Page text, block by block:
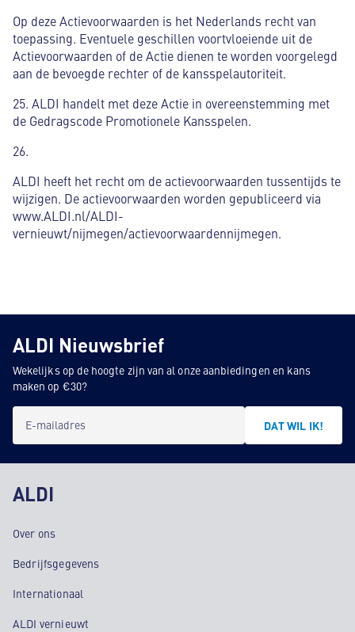
Op deze Actievoorwaarden is het Nederlands recht van
toepassing. Eventuele geschillen voortvloeiende uit de
Actievoorwaarden of de Actie dienen te worden voorgelegd
aan de bevoegde rechter of de kansspelautoriteit.
25. ALDI handelt met deze Actie in overeenstemming met
de Gedragscode Promotionele Kansspelen.
26.
ALDI heeft het recht om de actievoorwaarden tussentijds te
wijzigen. De actievoorwaarden worden gepubliceerd via
www.ALDI.nl/ALDI-
vernieuwt/nijmegen/actievoorwaardennijmegen.
ALDI Nieuwsbrief
Wekelijks op de hoogte zijn van al onze aanbiedingen en kans
maken op €30?
E-mailadres DAT WIL IK!
ALDI
Over ons
Bedrijfsgegevens
Internationaal
ALDI vernieuwt